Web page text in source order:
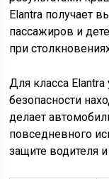
Elantra получает
пассажиров и
при
Для класса
безопасности
делает
повседневного
защите водителя